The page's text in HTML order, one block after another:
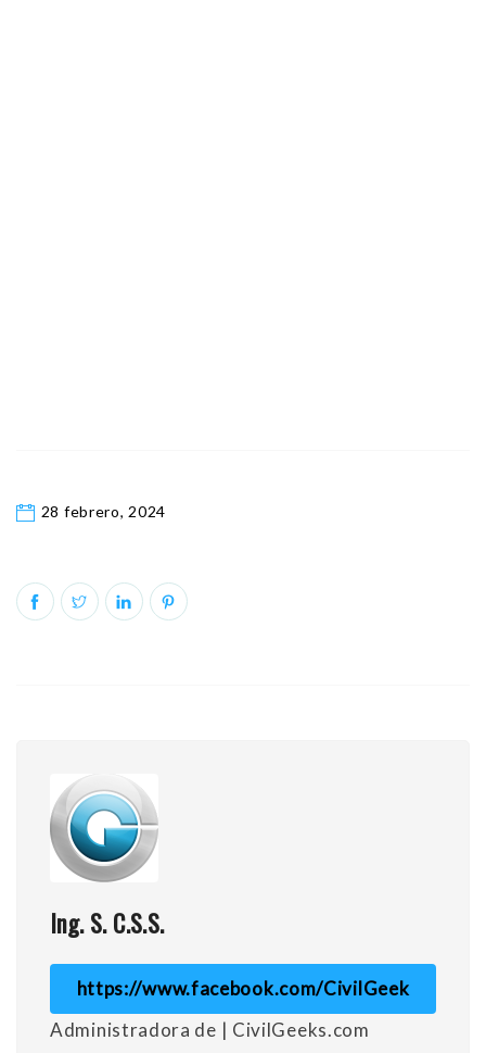
28 febrero, 2024
Ing. S. C.S.S.
https://www.facebook.com/CivilGeek
Administradora de | CivilGeeks.com